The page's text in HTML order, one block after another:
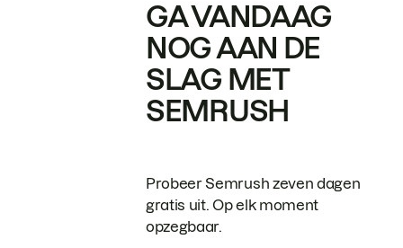
GA VANDAAG
NOG AAN DE
SLAG MET
SEMRUSH
Probeer Semrush zeven dagen
gratis uit. Op elk moment
opzegbaar.